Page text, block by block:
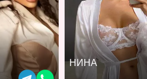
НИНА